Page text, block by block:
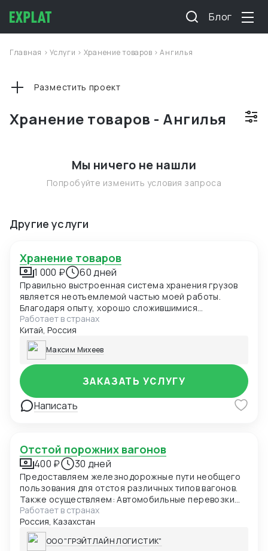
Блог
Главная >Услуги > Хранение товаров >Ангилья
Хранение товаров - Ангилья
Разместить проект
Мы ничего не нашли
Попробуйте изменить условия запроса
Другие услуги
Хранение товаров
1 000 ₽ 60 дней
Правильно выстроенная система хранения грузов
является неотъемлемой частью моей работы.
Благодаря опыту, хорошо сложившимися
отношениями с китайскими производителями
различного рода товаров, наличию собственных
представительств и складов на территории Китая,
могу смело заявить о возможности предлагать
лучшие условия и цены на складские услуги.
Работает в странах
Китай, Россия
Максим Михеев
Написать
ЗАКАЗАТЬ УСЛУГУ
Отстой порожних вагонов
400 ₽ 30 дней
Предоставляем железнодорожные пути необщего
пользования для отстоя различных типов вагонов.
Также осуществляем: Автомобильные перевозки
FTL/LTL — стандартные, объемные, температурные
и сборные грузы; Железнодорожные перевозки
FCL/LCL — полный комплекс услуг с соблюдением
сроков и стандартов качества.
Работает в странах
Россия, Казахстан
ООО "ГРЭЙТЛАЙН ЛОГИСТИК"